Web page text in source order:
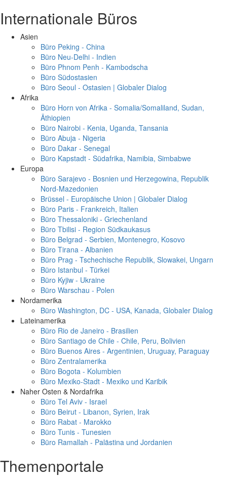
Internationale Büros
Asien
Büro Peking - China
Büro Neu-Delhi - Indien
Büro Phnom Penh - Kambodscha
Büro Südostasien
Büro Seoul - Ostasien | Globaler Dialog
Afrika
Büro Horn von Afrika - Somalia/Somaliland, Sudan,
Äthiopien
Büro Nairobi - Kenia, Uganda, Tansania
Büro Abuja - Nigeria
Büro Dakar - Senegal
Büro Kapstadt - Südafrika, Namibia, Simbabwe
Europa
Büro Sarajevo - Bosnien und Herzegowina, Republik
Nord-Mazedonien
Brüssel - Europäische Union | Globaler Dialog
Büro Paris - Frankreich, Italien
Büro Thessaloniki - Griechenland
Büro Tbilisi - Region Südkaukasus
Büro Belgrad - Serbien, Montenegro, Kosovo
Büro Tirana - Albanien
Büro Prag - Tschechische Republik, Slowakei, Ungarn
Büro Istanbul - Türkei
Büro Kyjiw - Ukraine
Büro Warschau - Polen
Nordamerika
Büro Washington, DC - USA, Kanada, Globaler Dialog
Lateinamerika
Büro Rio de Janeiro - Brasilien
Büro Santiago de Chile - Chile, Peru, Bolivien
Büro Buenos Aires - Argentinien, Uruguay, Paraguay
Büro Zentralamerika
Büro Bogota - Kolumbien
Büro Mexiko-Stadt - Mexiko und Karibik
Naher Osten & Nordafrika
Büro Tel Aviv - Israel
Büro Beirut - Libanon, Syrien, Irak
Büro Rabat - Marokko
Büro Tunis - Tunesien
Büro Ramallah - Palästina und Jordanien
Themenportale